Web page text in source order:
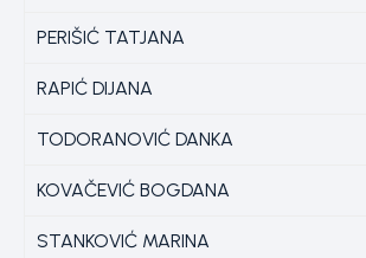
PERIŠIĆ TATJANA
RAPIĆ DIJANA
TODORANOVIĆ DANKA
KOVAČEVIĆ BOGDANA
STANKOVIĆ MARINA